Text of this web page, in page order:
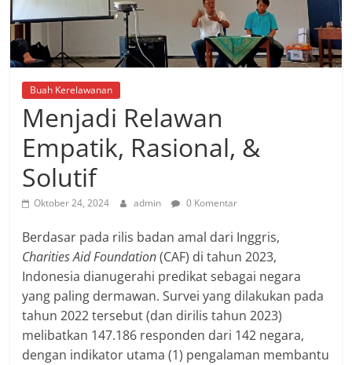
Buah Kerelawanan
Menjadi Relawan
Empatik, Rasional, &
Solutif
Oktober 24, 2024 admin 0 Komentar
Berdasar pada rilis badan amal dari Inggris,
Charities Aid Foundation(CAF) di tahun 2023,
Indonesia dianugerahi predikat sebagai negara
yang paling dermawan. Survei yang dilakukan pada
tahun 2022 tersebut (dan dirilis tahun 2023)
melibatkan 147.186 responden dari 142 negara,
dengan indikator utama (1) pengalaman membantu